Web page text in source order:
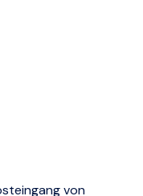
von